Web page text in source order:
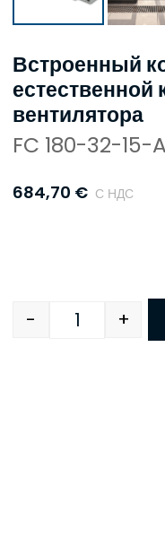
Встроенный
естественной
вентилятора
FC 180-32-15-
684,70 € С НДС
Quantity
- +